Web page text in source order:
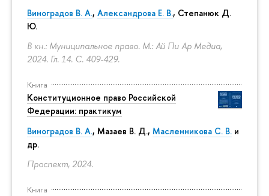
Виноградов В. А., Александрова Е. В., Степанюк Д.
Ю.
В кн.: Муниципальное право. М.: Ай Пи Ар Медиа,
2024. Гл. 14. С. 409-429.
Книга
Конституционное право Российской
Федерации: практикум
Виноградов В. А., Мазаев В. Д., Масленникова С. В. и
др.
Проспект, 2024.
Книга